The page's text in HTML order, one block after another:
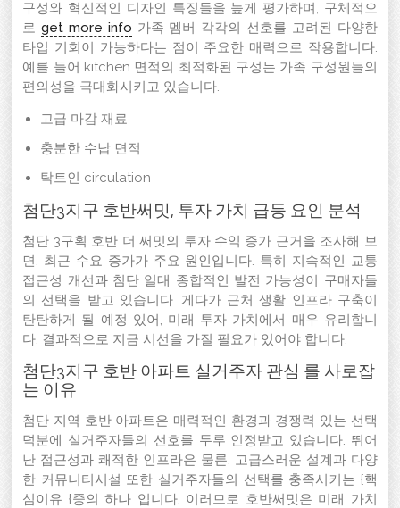
구성와 혁신적인 디자인 특징들을 높게 평가하며, 구체적으
로 get more info 가족 멤버 각각의 선호를 고려된 다양한
타입 기회이 가능하다는 점이 주요한 매력으로 작용합니다.
예를 들어 kitchen 면적의 최적화된 구성는 가족 구성원들의
편의성을 극대화시키고 있습니다.
고급 마감 재료
충분한 수납 면적
탁트인 circulation
첨단3지구 호반써밋, 투자 가치 급등 요인 분석
첨단 3구획 호반 더 써밋의 투자 수익 증가 근거을 조사해 보
면, 최근 수요 증가가 주요 원인입니다. 특히 지속적인 교통
접근성 개선과 첨단 일대 종합적인 발전 가능성이 구매자들
의 선택을 받고 있습니다. 게다가 근처 생활 인프라 구축이
탄탄하게 될 예정 있어, 미래 투자 가치에서 매우 유리합니
다. 결과적으로 지금 시선을 가질 필요가 있어야 합니다.
첨단3지구 호반 아파트 실거주자 관심 를 사로잡
는 이유
첨단 지역 호반 아파트은 매력적인 환경과 경쟁력 있는 선택
덕분에 실거주자들의 선호를 두루 인정받고 있습니다. 뛰어
난 접근성과 쾌적한 인프라은 물론, 고급스러운 설계과 다양
한 커뮤니티시설 또한 실거주자들의 선택를 충족시키는 {핵
심이유 {중의 하나 입니다. 이러므로 호반써밋은 미래 가치